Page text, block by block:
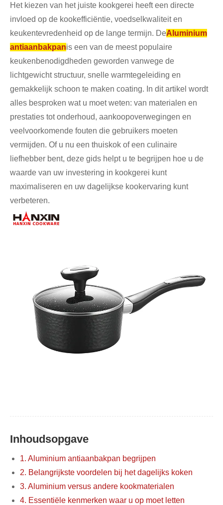
Het kiezen van het juiste kookgerei heeft een directe
invloed op de kookefficiëntie, voedselkwaliteit en
keukentevredenheid op de lange termijn. DeAluminium
antiaanbakpanis een van de meest populaire
keukenbenodigdheden geworden vanwege de
lichtgewicht structuur, snelle warmtegeleiding en
gemakkelijk schoon te maken coating. In dit artikel wordt
alles besproken wat u moet weten: van materialen en
prestaties tot onderhoud, aankoopoverwegingen en
veelvoorkomende fouten die gebruikers moeten
vermijden. Of u nu een thuiskok of een culinaire
liefhebber bent, deze gids helpt u te begrijpen hoe u de
waarde van uw investering in kookgerei kunt
maximaliseren en uw dagelijkse kookervaring kunt
verbeteren.
Inhoudsopgave
1. Aluminium antiaanbakpan begrijpen
2. Belangrijkste voordelen bij het dagelijks koken
3. Aluminium versus andere kookmaterialen
4. Essentiële kenmerken waar u op moet letten